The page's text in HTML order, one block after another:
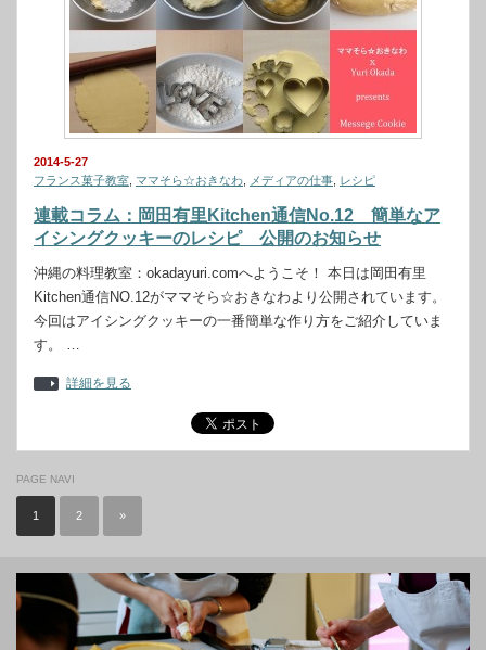
2014-5-27
フランス菓子教室 ママそら☆おきなわ メディアの仕事 レシピ
連載コラム：岡田有里Kitchen通信No.12 簡単なア
イシングクッキーのレシピ 公開のお知らせ
沖縄の料理教室：okadayuri.comへようこそ！ 本日は岡田有里
Kitchen通信NO.12がママそら☆おきなわより公開されています。
今回はアイシングクッキーの一番簡単な作り方をご紹介していま
す。 …
詳細を見る
PAGE NAVI
1 2 »